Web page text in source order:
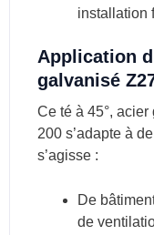
installation
Application
galvanisé
Ce té à 45°,
200 s’adapte à
s’agisse :
De
de